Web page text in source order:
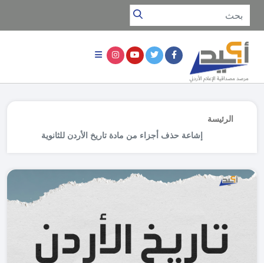
الرئيسة
إشاعة حذف أجزاء من مادة تاريخ الأردن للثانوية